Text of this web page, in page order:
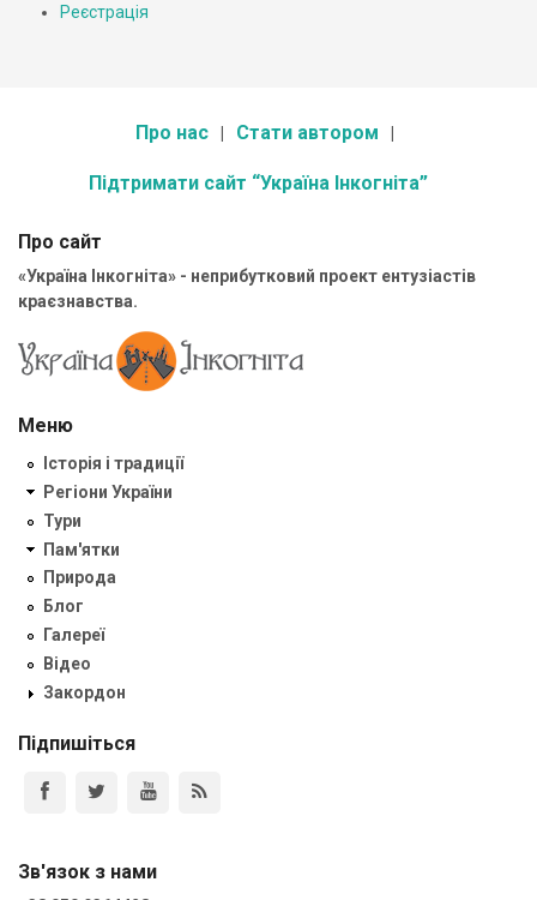
Реєстрація
Про нас Стати автором
Підтримати сайт “Україна Інкогніта”
Про сайт
«Україна Інкогніта» - неприбутковий проект ентузіастів
краєзнавства.
Меню
Історія і традиції
Регіони України
Тури
Пам'ятки
Природа
Блог
Галереї
Відео
Закордон
Підпишіться
Зв'язок з нами